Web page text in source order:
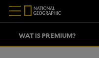
WAT IS PREMIUM?